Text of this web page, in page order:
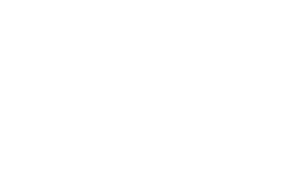
se ha celebrado un nuevo
gran participación: casi 70
esta aventura han tenido que